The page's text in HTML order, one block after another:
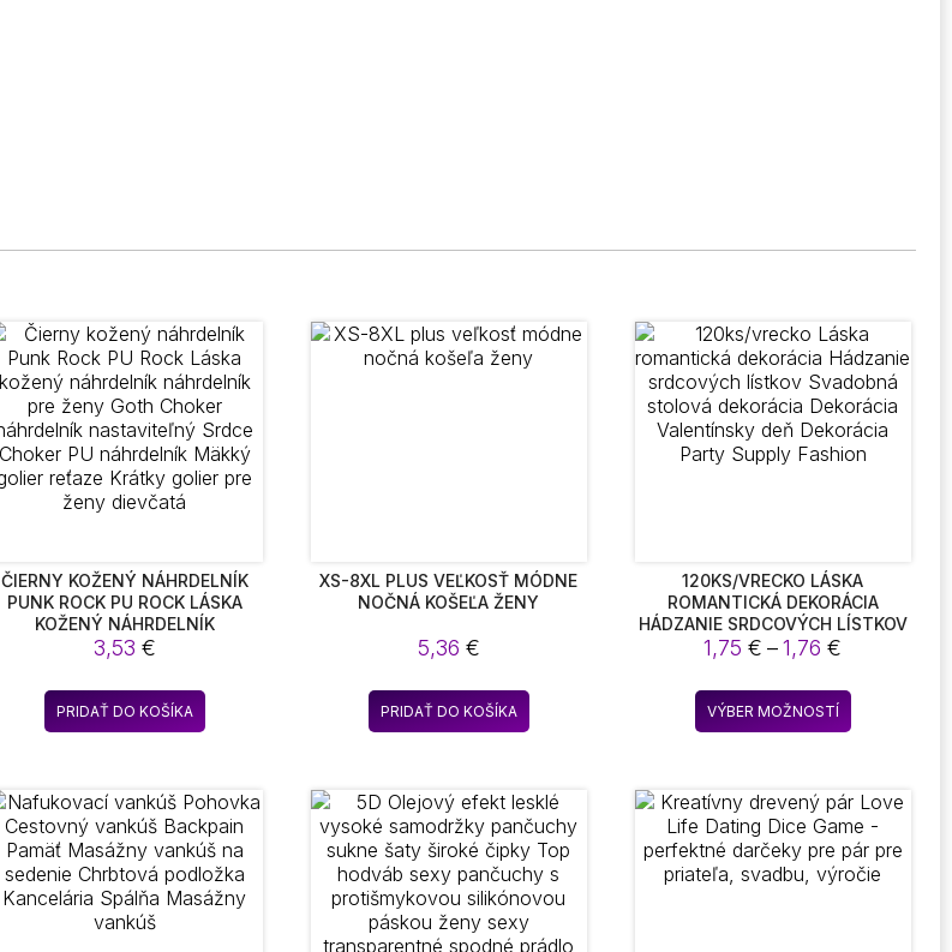
ČIERNY KOŽENÝ NÁHRDELNÍK
PUNK ROCK PU ROCK LÁSKA
KOŽENÝ NÁHRDELNÍK
NÁHRDELNÍK PRE ŽENY GOTH
NASTAVITEĽNÝ SRDCE CHOKER
PU NÁHRDELNÍK MÄKKÝ GOLIER
REŤAZE KRÁTKY GOLIER PRE
3,53 €
PRIDAŤ DO KOŠÍKA
XS-8XL PLUS VEĽKOSŤ MÓDNE
NOČNÁ KOŠEĽA ŽENY
5,36 €
PRIDAŤ DO KOŠÍKA
120KS/VRECKO LÁSKA
ROMANTICKÁ DEKORÁCIA
HÁDZANIE SRDCOVÝCH LÍSTKOV
SVADOBNÁ STOLOVÁ DEKORÁCIA
DEKORÁCIA PARTY SUPPLY
FASHION
1,75€ –1,76€
1,75 €
through
VÝBER MOŽNOSTÍ
Tento
produkt
variantov.
Možnosti
si
môžete